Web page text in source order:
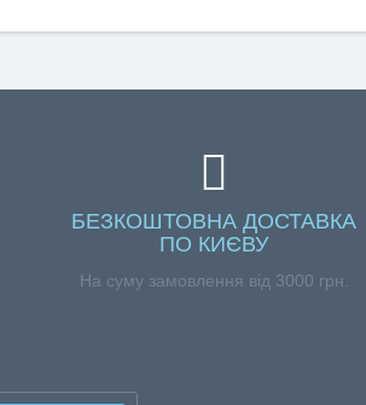
БЕЗКОШТОВНА ДОСТАВКА
ПО КИЄВУ
На суму замовлення від 3000 грн.